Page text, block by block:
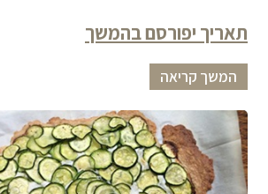
תאריך יפורסם בהמשך
המשך קריאה